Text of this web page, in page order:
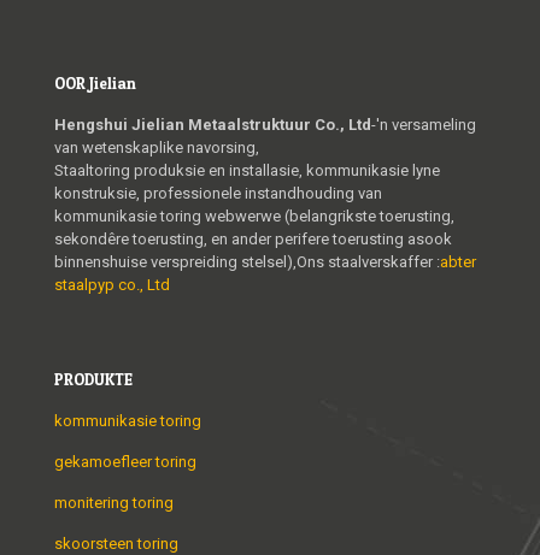
OOR Jielian
Hengshui Jielian Metaalstruktuur Co., Ltd-'n versameling
van wetenskaplike navorsing,
Staaltoring produksie en installasie, kommunikasie lyne
konstruksie, professionele instandhouding van
kommunikasie toring webwerwe (belangrikste toerusting,
sekondêre toerusting, en ander perifere toerusting asook
binnenshuise verspreiding stelsel),Ons staalverskaffer :abter
staalpyp co., Ltd
PRODUKTE
kommunikasie toring
gekamoefleer toring
monitering toring
skoorsteen toring